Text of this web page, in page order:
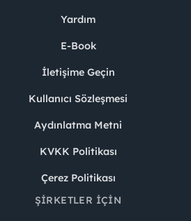
Yardım
E-Book
İletişime Geçin
Kullanıcı Sözleşmesi
Aydınlatma Metni
KVKK Politikası
Çerez Politikası
ŞIRKETLER İÇIN